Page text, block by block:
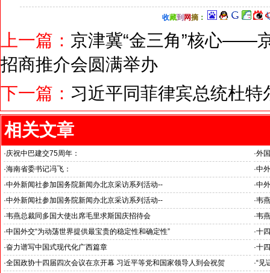
收藏到 网摘：
上一篇： 京津冀“金三角”核心——
招商推介会圆满举办
下一篇： 习近平同菲律宾总统杜特
相关文章
·庆祝中巴建交75周年：
韦燕总裁同多国大使出席巴基斯坦驻华大使馆举办“芒果节”
·外
·海南省委书记冯飞：
海南自贸港封关半年开启中国对外开放新篇章
·中
“科
·中外新闻社参加国务院新闻办北京采访系列活动--
见证科技创新和产业创新高质量发展
·中
小
·中外新闻社参加国务院新闻办北京采访系列活动--
北京人形机器人创新中心打造具有全球影响力的应用示范高地
·韦
·韦燕总裁同多国大使出席毛里求斯国庆招待会 ·韦
·中国外交“为动荡世界提供最宝贵的稳定性和确定性”
王毅外长记者会勾勒出中国与世界互动新方位
·十
锚
·奋力谱写中国式现代化广西篇章
--中外新闻社2026全国两会报道之三
·十
--中
·全国政协十四届四次会议在京开幕 习近平等党和国家领导人到会祝贺
·“见